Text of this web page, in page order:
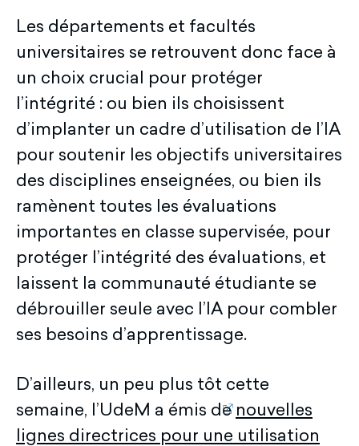
Les départements et facultés
universitaires se retrouvent donc face à
un choix crucial pour protéger
l’intégrité : ou bien ils choisissent
d’implanter un cadre d’utilisation de l’IA
pour soutenir les objectifs universitaires
des disciplines enseignées, ou bien ils
ramènent toutes les évaluations
importantes en classe supervisée, pour
protéger l’intégrité des évaluations, et
laissent la communauté étudiante se
débrouiller seule avec l’IA pour combler
ses besoins d’apprentissage.
D’ailleurs, un peu plus tôt cette
semaine, l’UdeM a émis de nouvelles
lignes directrices pour une utilisation